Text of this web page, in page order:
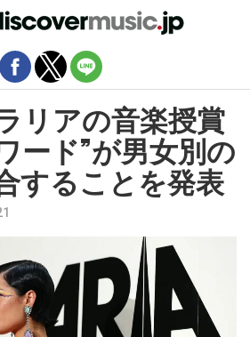
リアの音楽授賞
ード”が男女別の
することを発表
ルバージョンを終了